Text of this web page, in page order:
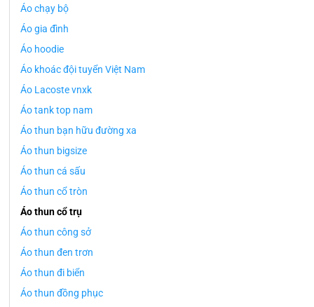
Áo chạy bộ
Áo gia đình
Áo hoodie
Áo khoác đội tuyển Việt Nam
Áo Lacoste vnxk
Áo tank top nam
Áo thun bạn hữu đường xa
Áo thun bigsize
Áo thun cá sấu
Áo thun cổ tròn
Áo thun cổ trụ
Áo thun công sở
Áo thun đen trơn
Áo thun đi biển
Áo thun đồng phục